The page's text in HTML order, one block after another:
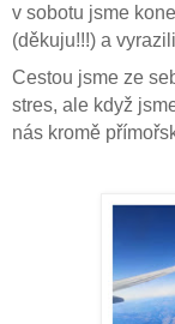
v sobotu jsme
(děkuju!!!) a
Cestou jsme ze
stres, ale když
nás kromě